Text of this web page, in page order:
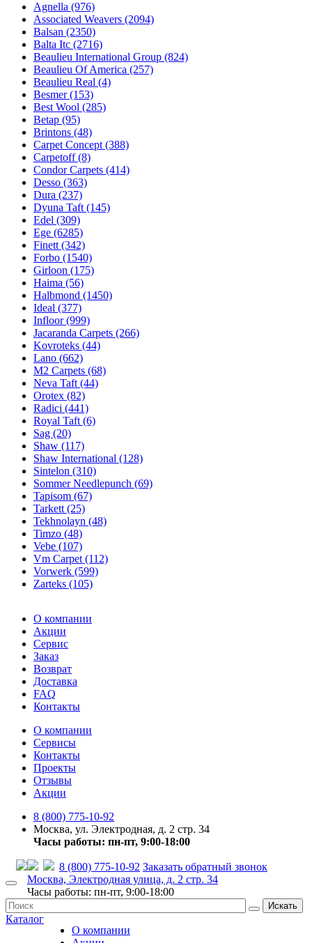
Agnella (976)
Associated Weavers (2094)
Balsan (2350)
Balta Itc (2716)
Beaulieu International Group (824)
Beaulieu Of America (257)
Beaulieu Real (4)
Besmer (153)
Best Wool (285)
Betap (95)
Brintons (48)
Carpet Concept (388)
Carpetoff (8)
Condor Carpets (414)
Desso (363)
Dura (237)
Dyuna Taft (145)
Edel (309)
Ege (6285)
Finett (342)
Forbo (1540)
Girloon (175)
Haima (56)
Halbmond (1450)
Ideal (377)
Infloor (999)
Jacaranda Carpets (266)
Kovroteks (44)
Lano (662)
M2 Carpets (68)
Neva Taft (44)
Orotex (82)
Radici (441)
Royal Taft (6)
Sag (20)
Shaw (117)
Shaw International (128)
Sintelon (310)
Sommer Needlepunch (69)
Tapisom (67)
Tarkett (25)
Tekhnolayn (48)
Timzo (48)
Vebe (107)
Vm Carpet (112)
Vorwerk (599)
Zarteks (105)
О компании
Акции
Сервис
Заказ
Возврат
Доставка
FAQ
Контакты
О компании
Сервисы
Контакты
Проекты
Отзывы
Акции
8 (800) 775-10-92
Москва, ул. Электродная, д. 2 стр. 34
Часы работы: пн-пт, 9:00-18:00
8 (800) 775-10-92 Заказать обратный звонок
Москва, Электродная улица, д. 2 стр. 34
Часы работы: пн-пт, 9:00-18:00
Искать
Каталог
О компании